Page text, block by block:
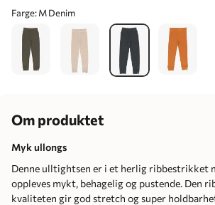
Farge:M Denim
Om produktet
Myk ullongs
Denne ulltightsen er i et herlig ribbestrikket
oppleves mykt, behagelig og pustende. Den
kvaliteten gir god stretch og super